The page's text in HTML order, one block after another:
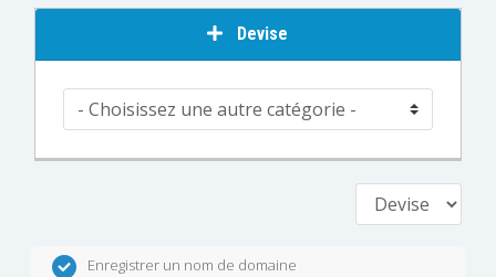
Devise
Enregistrer un nom de domaine